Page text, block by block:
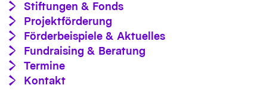
Stiftungen & Fonds
Projektförderung
Förderbeispiele & Aktuelles
Fundraising & Beratung
Termine
Kontakt